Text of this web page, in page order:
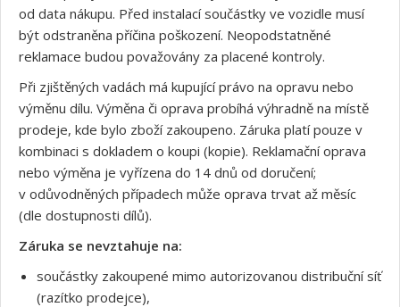
od data nákupu. Před instalací součástky ve vozidle musí
být odstraněna příčina poškození. Neopodstatněné
reklamace budou považovány za placené kontroly.
Při zjištěných vadách má kupující právo na opravu nebo
výměnu dílu. Výměna či oprava probíhá výhradně na místě
prodeje, kde bylo zboží zakoupeno. Záruka platí pouze v
kombinaci s dokladem o koupi (kopie). Reklamační oprava
nebo výměna je vyřízena do 14 dnů od doručení;
v odůvodněných případech může oprava trvat až měsíc
(dle dostupnosti dílů).
Záruka se nevztahuje na:
součástky zakoupené mimo autorizovanou distribuční síť
(razítko prodejce),